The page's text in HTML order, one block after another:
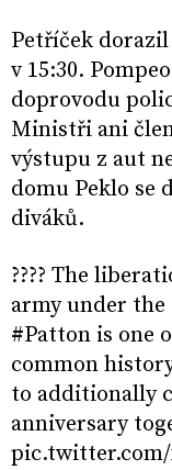
Petříček
v 15:30.
doprovodu
Ministři ani
výstupu z aut
domu Peklo se
diváků.
???? The
army under the
#Patton is one
common
to additionally
anniversary